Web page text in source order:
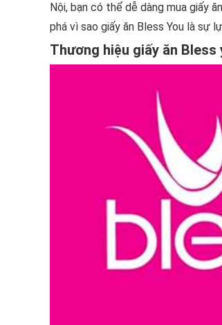
Nội, bạn có thể dễ dàng mua giấy
phá vì sao giấy ăn Bless You là sự
Thương hiệu giấy ăn Bless